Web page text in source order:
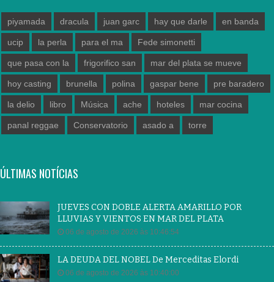
piyamada dracula juan garc hay que darle en banda
ucip la perla para el ma Fede simonetti
que pasa con la frigorifico san mar del plata se mueve
hoy casting brunella polina gaspar bene pre baradero
la delio libro Música ache hoteles mar cocina
panal reggae Conservatorio asado a torre
ÚLTIMAS NOTÍCIAS
JUEVES CON DOBLE ALERTA AMARILLO POR
LLUVIAS Y VIENTOS EN MAR DEL PLATA
06 de agosto de 2026 às 10:46:54
LA DEUDA DEL NOBEL De Merceditas Elordi
06 de agosto de 2026 às 10:40:00